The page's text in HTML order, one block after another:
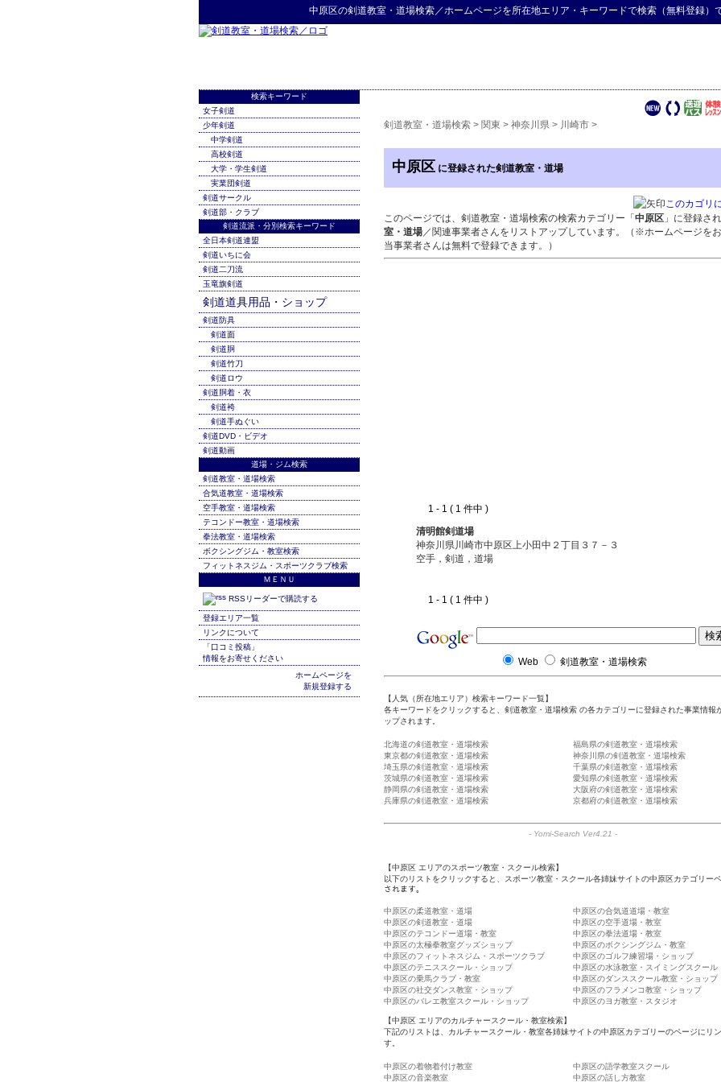
中原区の剣道教室・道場検索／ホームページを所在地エリア・キーワードで検索（無料登録）
剣道教室・道場検索 > 関東 > 神奈川県 > 川崎市 >
中原区 に登録された剣道教室・道場
このカゴリ
このページでは、剣道教室・道場検索の検索カテゴリー「 中原区 」に登録さ
室・道場／関連事業者さんをリストアップしています。（※ホームページを
当事業者さんは無料で登録できます。）
1 - 1 ( 1 件中 )
清明館剣道場
神奈川県川崎市中原区上小田中２丁目３７－３
空手，剣道，道場
1 - 1 ( 1 件中 )
Web 剣道教室・道場検索
【人気（所在地エリア）検索キーワード一覧】
各キーワードをクリックすると、剣道教室・道場検索 の各カテゴリーに登録された事業情報
ップされます。
北海道の剣道教室・道場検索
福島県の剣道教室・道場検索
東京都の剣道教室・道場検索
神奈川県の剣道教室・道場検索
埼玉県の剣道教室・道場検索
千葉県の剣道教室・道場検索
茨城県の剣道教室・道場検索
愛知県の剣道教室・道場検索
静岡県の剣道教室・道場検索
大阪府の剣道教室・道場検索
兵庫県の剣道教室・道場検索
京都府の剣道教室・道場検索
- Yomi-Search Ver4.21 -
【中原区 エリアのスポーツ教室・スクール検索】
以下のリストをクリックすると、スポーツ教室・スクール各姉妹サイトの中原区カテゴリー
されます。
中原区の柔道教室・道場
中原区の合気道道場・教室
中原区の剣道教室・道場
中原区の空手道場・教室
中原区のテコンドー道場・教室
中原区の拳法道場・教室
中原区の太極拳教室グッズショップ
中原区のボクシングジム・教室
中原区のフィットネスジム・スポーツクラブ
中原区のゴルフ練習場・ショップ
中原区のテニススクール・ショップ
中原区の水泳教室・スイミングスクール
中原区の乗馬クラブ・教室
中原区のダンススクール教室・ショップ
中原区の社交ダンス教室・ショップ
中原区のフラメンコ教室・ショップ
中原区のバレエ教室スクール・ショップ
中原区のヨガ教室・スタジオ
【中原区 エリアのカルチャースクール・教室検索】
下記のリストは、カルチャースクール・教室各姉妹サイトの中原区カテゴリーのページにリ
す。
中原区の着物着付け教室
中原区の語学教室スクール
中原区の音楽教室
中原区の話し方教室
検索キーワード
女子剣道
少年剣道
中学剣道
高校剣道
大学・学生剣道
実業団剣道
剣道サークル
剣道部・クラブ
剣道流派・分別検索キーワード
全日本剣道連盟
剣道いちに会
剣道二刀流
玉竜旗剣道
剣道道具用品・ショップ
剣道防具
剣道面
剣道胴
剣道竹刀
剣道ロウ
剣道胴着・衣
剣道袴
剣道手ぬぐい
剣道DVD・ビデオ
剣道動画
道場・ジム検索
剣道教室・道場検索
合気道教室・道場検索
空手教室・道場検索
テコンドー教室・道場検索
拳法教室・道場検索
ボクシングジム・教室検索
フィットネスジム・スポーツクラブ検索
ＭＥＮＵ
RSSリーダーで購読する
登録エリア一覧
リンクについて
「口コミ投稿」
情報をお寄せください
ホームページを
新規登録する